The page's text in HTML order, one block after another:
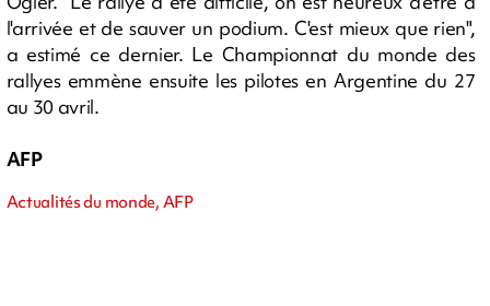
l'arrivée et de sauver un podium. C'est mieux que rien",
a estimé ce dernier. Le Championnat du monde des
rallyes emmène ensuite les pilotes en Argentine du 27
au 30 avril.
AFP
Actualités du monde, AFP